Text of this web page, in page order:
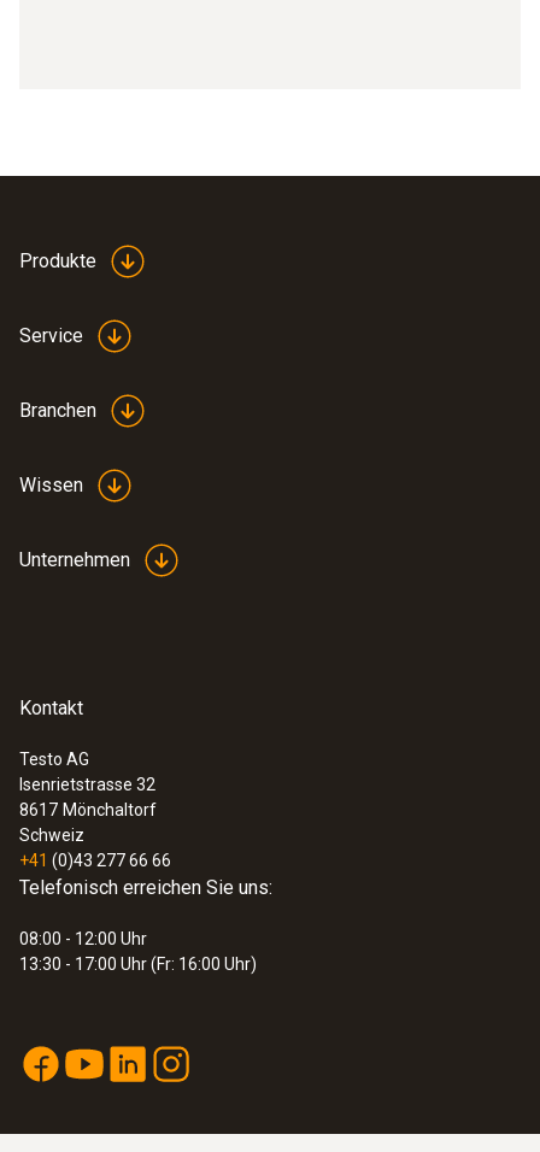
Produkte
Service
Branchen
Wissen
Unternehmen
Kontakt
Testo AG
Isenrietstrasse 32
8617 Mönchaltorf
Schweiz
+41 (0)43 277 66 66
Telefonisch erreichen Sie uns:
08:00 - 12:00 Uhr
13:30 - 17:00 Uhr (Fr: 16:00 Uhr)